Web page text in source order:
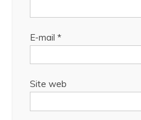
E-mail *
Site web